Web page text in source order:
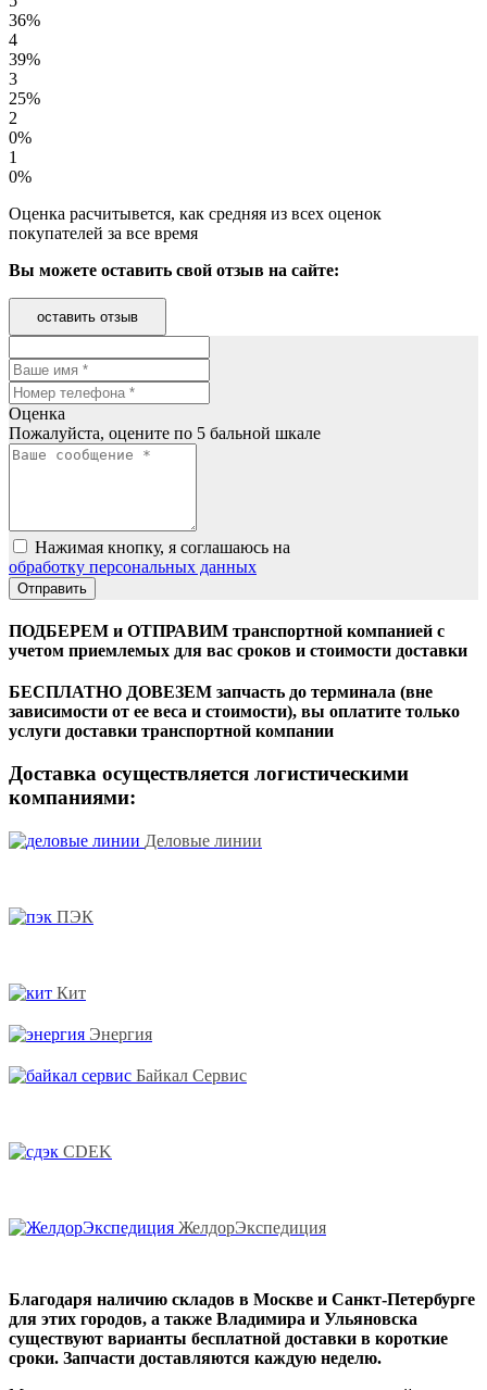
36%
4
39%
3
25%
2
0%
1
0%
Оценка расчитывется, как средняя из всех оценок
покупателей за все время
Вы можете оставить свой отзыв на сайте:
оставить отзыв
Оценка
Пожалуйста, оцените по 5 бальной шкале
Нажимая кнопку, я соглашаюсь на
обработку персональных данных
ПОДБЕРЕМ и ОТПРАВИМ транспортной компанией с
учетом приемлемых для вас сроков и стоимости доставки
БЕСПЛАТНО ДОВЕЗЕМ запчасть до терминала (вне
зависимости от ее веса и стоимости), вы оплатите только
услуги доставки транспортной компании
Доставка осуществляется логистическими
компаниями:
Деловые линии
ПЭК
Кит
Энергия
Байкал Сервис
CDEK
ЖелдорЭкспедиция
Благодаря наличию складов в Москве и Санкт-Петербурге
для этих городов, а также Владимира и Ульяновска
существуют варианты бесплатной доставки в короткие
сроки. Запчасти доставляются каждую неделю.